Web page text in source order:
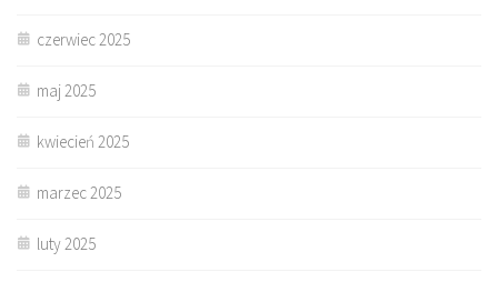
czerwiec 2025
maj 2025
kwiecień 2025
marzec 2025
luty 2025